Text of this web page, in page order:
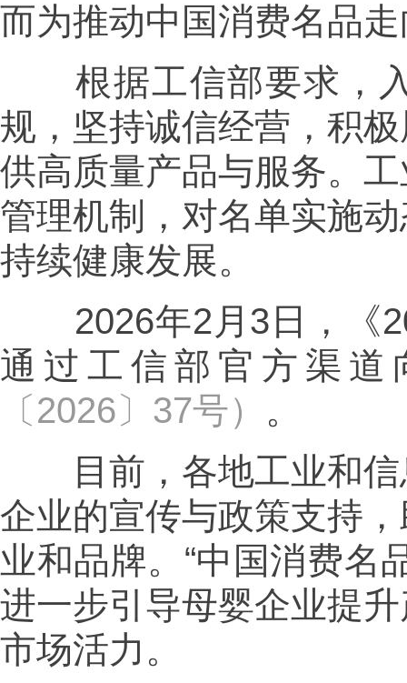
而为推动中国消费名品
根据工信部要求，入
规，坚持诚信经营，积
供高质量产品与服务。
管理机制，对名单实施
持续健康发展。
2026年2月3日，《
通过工信部官方渠道
〔2026〕37号） 。
目前，各地工业和信
企业的宣传与政策支持
业和品牌。“中国消费名
进一步引导母婴企业提
市场活力。